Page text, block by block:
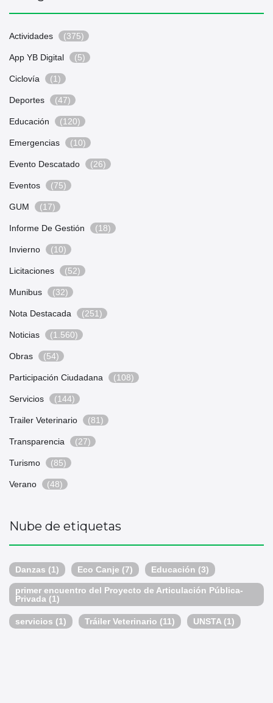
Actividades (375)
App YB Digital (5)
Ciclovía (1)
Deportes (47)
Educación (120)
Emergencias (10)
Evento Descatado (26)
Eventos (75)
GUM (17)
Informe De Gestión (18)
Invierno (10)
Licitaciones (52)
Munibus (32)
Nota Destacada (251)
Noticias (1.560)
Obras (54)
Participación Ciudadana (108)
Servicios (144)
Trailer Veterinario (81)
Transparencia (27)
Turismo (85)
Verano (48)
Nube de etiquetas
Danzas (1) Eco Canje (7) Educación (3)
primer encuentro del Proyecto de Articulación Pública-
Privada (1)
servicios (1) Tráiler Veterinario (11) UNSTA (1)